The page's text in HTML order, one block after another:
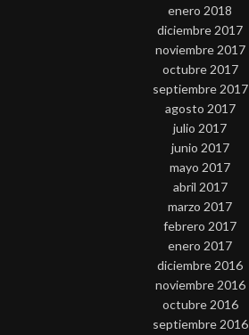
enero 2018
diciembre 2017
noviembre 2017
octubre 2017
septiembre 2017
agosto 2017
julio 2017
junio 2017
mayo 2017
abril 2017
marzo 2017
febrero 2017
enero 2017
diciembre 2016
noviembre 2016
octubre 2016
septiembre 2016